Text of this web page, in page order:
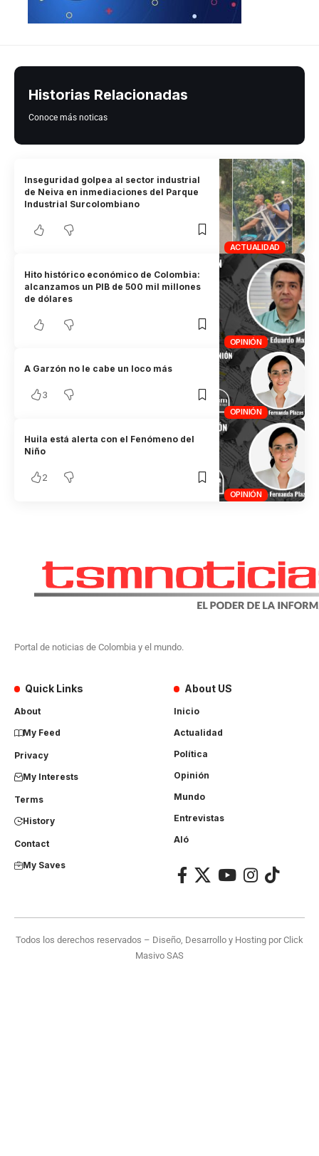
Historias Relacionadas
Conoce más noticas
ACTUALIDAD
Inseguridad golpea al sector industrial
de Neiva en inmediaciones del Parque
Industrial Surcolombiano
OPINIÓN
Hito histórico económico de Colombia:
alcanzamos un PIB de 500 mil millones
de dólares
OPINIÓN
A Garzón no le cabe un loco más
3
OPINIÓN
Huila está alerta con el Fenómeno del
Niño
2
Portal de noticias de Colombia y el mundo.
Quick Links
About
My Feed
Privacy
My Interests
Terms
History
Contact
My Saves
About US
Inicio
Actualidad
Política
Opinión
Mundo
Entrevistas
Aló
Todos los derechos reservados – Diseño, Desarrollo y Hosting porClick
Masivo SAS